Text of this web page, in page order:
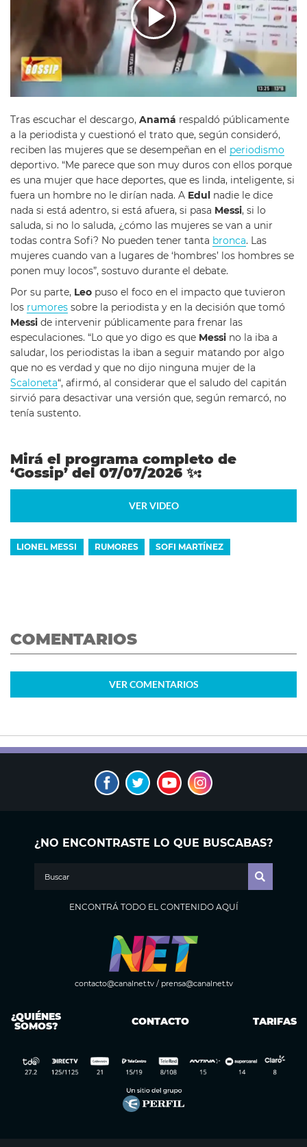
Tras escuchar el descargo, Anamá respaldó públicamente
a la periodista y cuestionó el trato que, según consideró,
reciben las mujeres que se desempeñan en el periodismo
deportivo. “Me parece que son muy duros con ellos porque
es una mujer que hace deportes, que es linda, inteligente, si
fuera un hombre no le dirían nada. A Edul
nadie le dice
nada si está adentro, si está afuera, si pasa Messi, si lo
saluda, si no lo saluda, ¿cómo las mujeres se van a unir
todas contra Sofi? No pueden tener tanta bronca. Las
mujeres cuando van a lugares de ‘hombres’ los hombres se
ponen muy locos”, sostuvo durante el debate.
Por su parte, Leo puso el foco en el impacto que tuvieron
los rumores sobre la periodista y en la decisión que tomó
Messi de intervenir públicamente para frenar las
especulaciones. “Lo que yo digo es que Messi no la iba a
saludar, los periodistas la iban a seguir matando por algo
que no es verdad y que no dijo ninguna mujer de la
Scaloneta“, afirmó, al considerar que el saludo del capitán
sirvió para desactivar una versión que, según remarcó, no
tenía sustento.
Mirá el programa completo de
‘Gossip’ del 07/07/2026 ✨:
VER VIDEO
LIONEL MESSI RUMORES SOFI MARTÍNEZ
COMENTARIOS
VER COMENTARIOS
¿NO ENCONTRASTE LO QUE BUSCABAS?
ENCONTRÁ TODO EL CONTENIDO AQUÍ
contacto@canalnet.tv/ prensa@canalnet.tv
¿QUIÉNES
SOMOS? CONTACTO TARIFAS